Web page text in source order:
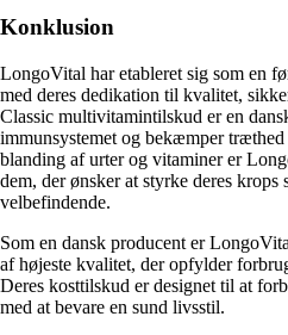
Konklusion
LongoVital har etableret sig som en
med deres dedikation til kvalitet,
Classic multivitamintilskud er en
immunsystemet og bekæmper
blanding af urter og vitaminer er
dem, der ønsker at styrke deres krops
velbefindende.
Som en dansk producent er
af højeste kvalitet, der opfylder
Deres kosttilskud er designet til at
med at bevare en sund livsstil.